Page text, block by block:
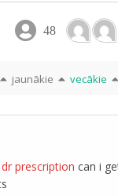
48
jaunākie vecākie
prescription can i